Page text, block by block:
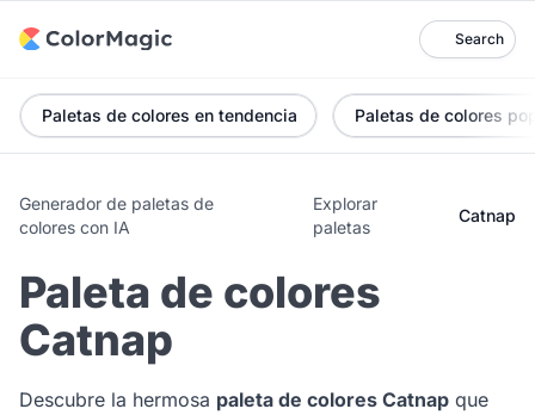
Search
Paletas de colores en tendencia Paletas de colores
Generador de paletas de
colores con IA
Explorar
paletas
Catnap
Paleta de colores
Catnap
Descubre la hermosa paleta de colores Catnap que